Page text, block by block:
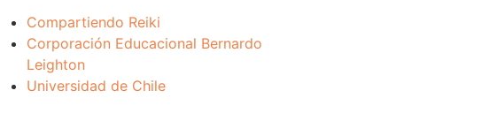
Compartiendo Reiki
Corporación Educacional Bernardo
Leighton
Universidad de Chile